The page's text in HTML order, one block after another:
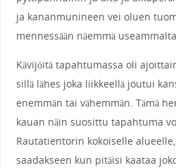
ja kananmunineen vei oluen
mennessään näemmä
Kävijöitä tapahtumassa oli
sillä lähes joka liikkeellä joutui
enemmän tai vähemmän. Tämä
kauan näin suosittu tapahtuma
Rautatientorin kokoiselle
saadakseen kun pitäisi kaataa